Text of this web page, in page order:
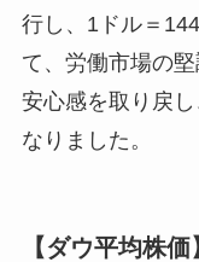
行し、1ドル＝
て、労働市場の
安心感を取り戻
なりました。
【ダウ平均株価